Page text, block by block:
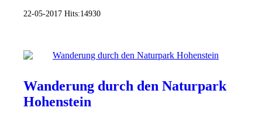
22-05-2017 Hits:14930
Wanderung durch den Naturpark
Hohenstein